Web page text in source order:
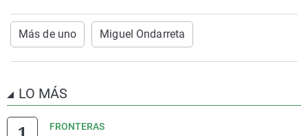
Más de uno Miguel Ondarreta
LO MÁS
FRONTERAS